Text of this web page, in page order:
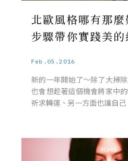
北歐風格哪有那
步驟帶你實踐美的
Feb.05.2016
新的一年開始了～除了大掃
也會想趁著這個機會將家中
祈求轉運、另一方面也讓自